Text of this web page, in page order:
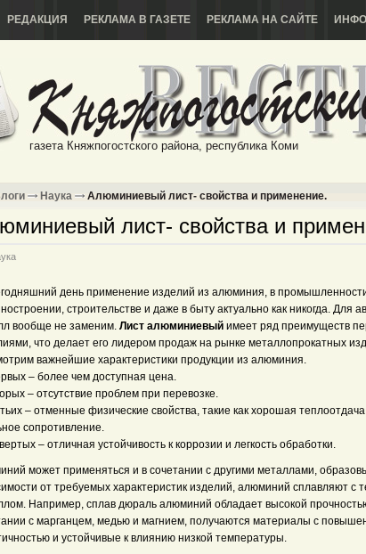
РЕДАКЦИЯ РЕКЛАМА В ГАЗЕТЕ РЕКЛАМА НА САЙТЕ
газета Княжпогостского района, республика Коми
Наука Алюминиевый лист- свойства и применение.
лист- свойства и
день применение изделий из алюминия, в
строительстве и даже в быту актуально как никогда. Для
вообще не заменим. Лист алюминиевый имеет ряд преимуществ
что делает его лидером продаж на рынке металлопрокатных
важнейшие характеристики продукции из алюминия.
– более чем доступная цена.
– отсутствие проблем при перевозке.
– отменные физические свойства, такие как хорошая
сопротивление.
– отличная устойчивость к коррозии и легкость обработки.
может применяться и в сочетании с другими металлами,
от требуемых характеристик изделий, алюминий сплавляют с
Например, сплав дюраль алюминий обладает высокой
с марганцем, медью и магнием, получаются материалы с
и устойчивые к влиянию низкой температуры.